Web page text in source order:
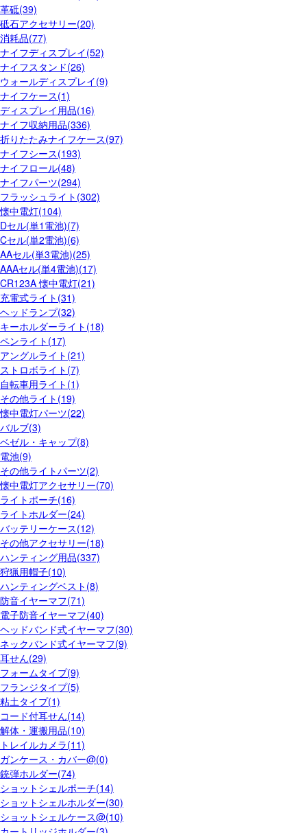
革砥(39)
砥石アクセサリー(20)
消耗品(77)
ナイフディスプレイ(52)
ナイフスタンド(26)
ウォールディスプレイ(9)
ナイフケース(1)
ディスプレイ用品(16)
ナイフ収納用品(336)
折りたたみナイフケース(97)
ナイフシース(193)
ナイフロール(48)
ナイフパーツ(294)
フラッシュライト(302)
懐中電灯(104)
Dセル(単1電池)(7)
Cセル(単2電池)(6)
AAセル(単3電池)(25)
AAAセル(単4電池)(17)
CR123A 懐中電灯(21)
充電式ライト(31)
ヘッドランプ(32)
キーホルダーライト(18)
ペンライト(17)
アングルライト(21)
ストロボライト(7)
自転車用ライト(1)
その他ライト(19)
懐中電灯パーツ(22)
バルブ(3)
ベゼル・キャップ(8)
電池(9)
その他ライトパーツ(2)
懐中電灯アクセサリー(70)
ライトポーチ(16)
ライトホルダー(24)
バッテリーケース(12)
その他アクセサリー(18)
ハンティング用品(337)
狩猟用帽子(10)
ハンティングベスト(8)
防音イヤーマフ(71)
電子防音イヤーマフ(40)
ヘッドバンド式イヤーマフ(30)
ネックバンド式イヤーマフ(9)
耳せん(29)
フォームタイプ(9)
フランジタイプ(5)
粘土タイプ(1)
コード付耳せん(14)
解体・運搬用品(10)
トレイルカメラ(11)
ガンケース・カバー@(0)
銃弾ホルダー(74)
ショットシェルポーチ(14)
ショットシェルホルダー(30)
ショットシェルケース@(10)